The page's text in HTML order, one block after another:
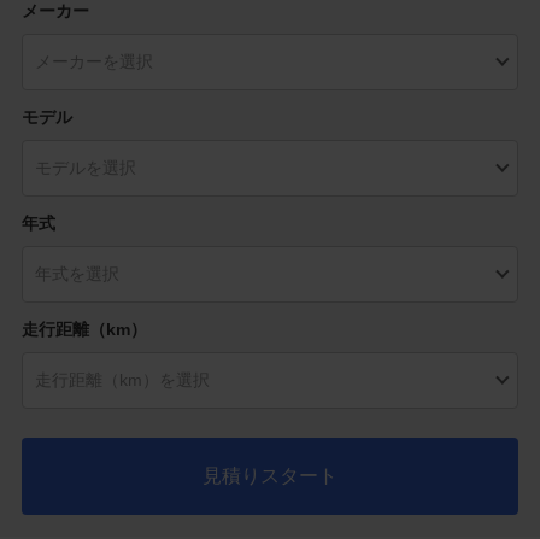
メーカー
モデル
年式
走行距離（km）
見積りスタート